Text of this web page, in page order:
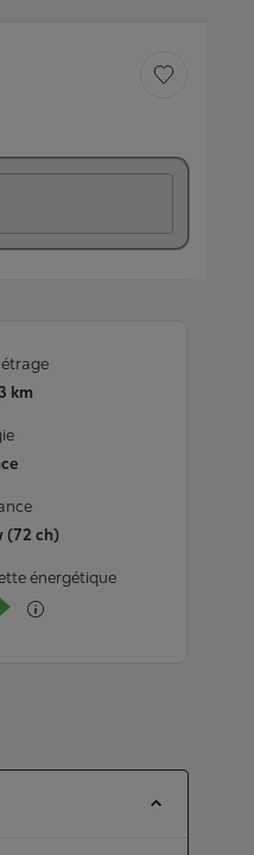
Sauvegarder le
km
(72 ch)
énergétique